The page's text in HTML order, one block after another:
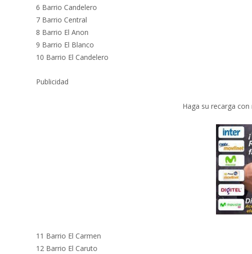
6 Barrio Candelero
7 Barrio Central
8 Barrio El Anon
9 Barrio El Blanco
10 Barrio El Candelero
Publicidad
Haga su recarga
11 Barrio El Carmen
12 Barrio El Caruto